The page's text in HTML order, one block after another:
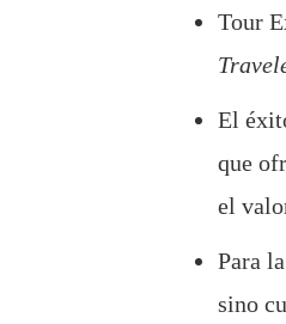
Tour
El
que
el
Para
sino